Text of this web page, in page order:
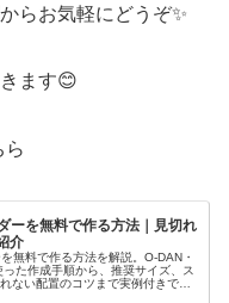
らお気軽にどうぞ✨
ます😊
ーを無料で作る方法｜見切れ
介
無料で作る方法を解説。O-DAN・
た作成手順から、推奨サイズ、ス
ない配置のコツまで実例付きで紹